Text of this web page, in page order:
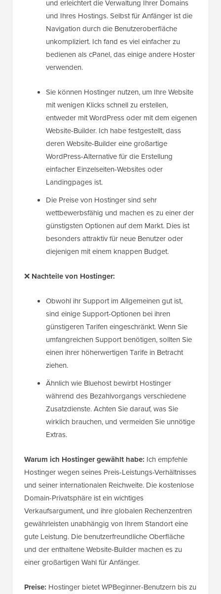
und erleichtert die Verwaltung Ihrer Domains
und Ihres Hostings. Selbst für Anfänger ist die
Navigation durch die Benutzeroberfläche
unkompliziert. Ich fand es viel einfacher zu
bedienen als cPanel, das einige andere Hoster
verwenden.
Sie können Hostinger nutzen, um Ihre Website
mit wenigen Klicks schnell zu erstellen,
entweder mit WordPress oder mit dem eigenen
Website-Builder. Ich habe festgestellt, dass
deren Website-Builder eine großartige
WordPress-Alternative für die Erstellung
einfacher Einzelseiten-Websites oder
Landingpages ist.
Die Preise von Hostinger sind sehr
wettbewerbsfähig und machen es zu einer der
günstigsten Optionen auf dem Markt. Dies ist
besonders attraktiv für neue Benutzer oder
diejenigen mit einem knappen Budget.
❌ Nachteile von Hostinger:
Obwohl ihr Support im Allgemeinen gut ist,
sind einige Support-Optionen bei ihren
günstigeren Tarifen eingeschränkt. Wenn Sie
umfangreichen Support benötigen, sollten Sie
einen ihrer höherwertigen Tarife in Betracht
ziehen.
Ähnlich wie Bluehost bewirbt Hostinger
während des Bezahlvorgangs verschiedene
Zusatzdienste. Achten Sie darauf, was Sie
wirklich brauchen, und vermeiden Sie unnötige
Extras.
Warum ich Hostinger gewählt habe: Ich empfehle
Hostinger wegen seines Preis-Leistungs-Verhältnisses
und seiner internationalen Reichweite. Die kostenlose
Domain-Privatsphäre ist ein wichtiges
Verkaufsargument, und ihre globalen Rechenzentren
gewährleisten unabhängig von Ihrem Standort eine
gute Leistung. Die benutzerfreundliche Oberfläche
und der enthaltene Website-Builder machen es zu
einer großartigen Wahl für Anfänger.
Preise: Hostinger bietet WPBeginner-Benutzern bis zu